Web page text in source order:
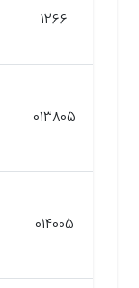
1266
013805
014005